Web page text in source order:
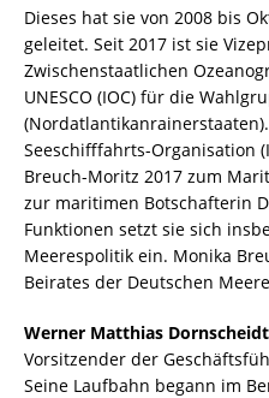
Dieses hat sie von 2008 bis
geleitet. Seit 2017 ist sie
Zwischenstaatlichen
UNESCO (IOC) für die
Seeschifffahrts-Organisation
Breuch-Moritz 2017 zum
zur maritimen Botschafterin
Funktionen setzt sie sich
Meerespolitik ein. Monika
Beirates der Deutschen
Werner Matthias Dornscheidt
Vorsitzender der
Seine Laufbahn begann im